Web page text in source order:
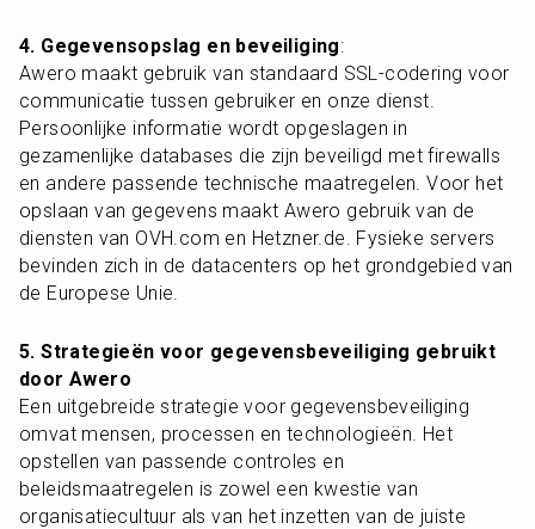
4. Gegevensopslag en beveiliging:
Awero maakt gebruik van standaard SSL-codering voor
communicatie tussen gebruiker en onze dienst.
Persoonlijke informatie wordt opgeslagen in
gezamenlijke databases die zijn beveiligd met firewalls
en andere passende technische maatregelen. Voor het
opslaan van gegevens maakt Awero gebruik van de
diensten van OVH.com en Hetzner.de. Fysieke servers
bevinden zich in de datacenters op het grondgebied van
de Europese Unie.
5. Strategieën voor gegevensbeveiliging gebruikt
door Awero
Een uitgebreide strategie voor gegevensbeveiliging
omvat mensen, processen en technologieën. Het
opstellen van passende controles en
beleidsmaatregelen is zowel een kwestie van
organisatiecultuur als van het inzetten van de juiste